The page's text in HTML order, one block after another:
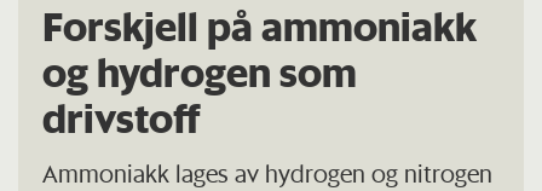
Forskjell på ammoniakk
og hydrogen som
drivstoff
Ammoniakk lages av hydrogen og nitrogen